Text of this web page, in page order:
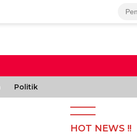
Politik
HOT NEWS !!